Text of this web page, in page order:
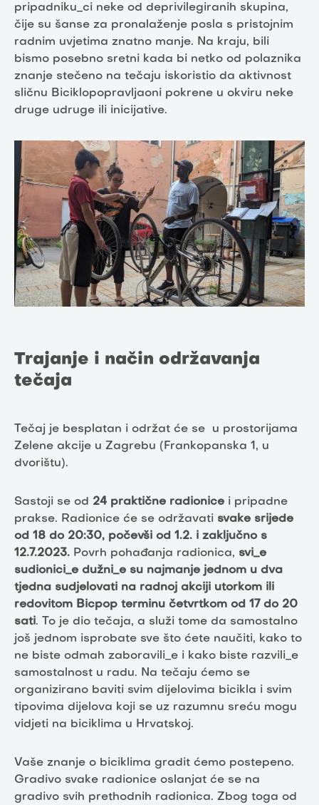
pripadniku_ci neke od deprivilegiranih skupina,
čije su šanse za pronalaženje posla s pristojnim
radnim uvjetima znatno manje. Na kraju, bili
bismo posebno sretni kada bi netko od polaznika
znanje stečeno na tečaju iskoristio da aktivnost
sličnu Biciklopopravljaoni pokrene u okviru neke
druge udruge ili inicijative.
Trajanje i način održavanja
tečaja
Tečaj je besplatan i održat će se u prostorijama
Zelene akcije u Zagrebu (Frankopanska 1, u
dvorištu).
Sastoji se od 24 praktične radionice i pripadne
prakse. Radionice će se održavati svake srijede
od 18 do 20:30, počevši od 1.2. i zaključno s
12.7.2023. Povrh pohađanja radionica, svi_e
sudionici_e dužni_e su najmanje jednom u dva
tjedna sudjelovati na radnoj akciji utorkom ili
redovitom Bicpop terminu četvrtkom od 17 do 20
sati. To je dio tečaja, a služi tome da samostalno
još jednom isprobate sve što ćete naučiti, kako to
ne biste odmah zaboravili_e i kako biste razvili_e
samostalnost u radu. Na tečaju ćemo se
organizirano baviti svim dijelovima bicikla i svim
tipovima dijelova koji se uz razumnu sreću mogu
vidjeti na biciklima u Hrvatskoj.
Vaše znanje o biciklima gradit ćemo postepeno.
Gradivo svake radionice oslanjat će se na
gradivo svih prethodnih radionica. Zbog toga od